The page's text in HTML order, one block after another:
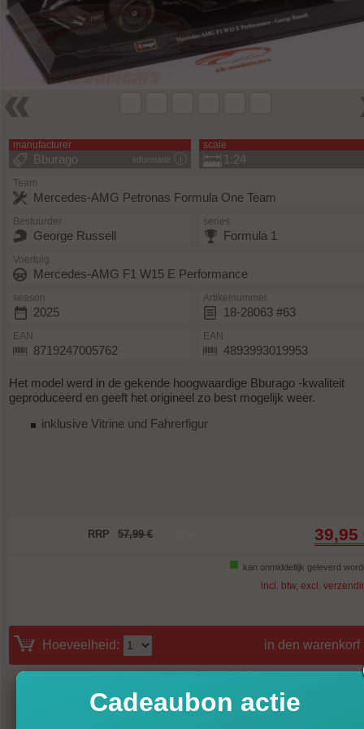
manufacturer
informatie
Bburago
scale
1:24
Team
Mercedes-AMG Petronas Formula One Team
Bestuurder
George Russell
series
Formula 1
Voertuig
Mercedes-AMG F1 W15 E Performance
season
2025
Artikelnummer
18-28063 #63
EAN
8719247005762
EAN
4893993019953
Het model werd in de gekende hoogwaardige Bburago -kwaliteit
geproduceerd en geeft het origineel zo best mogelijk weer.
inklusive Vitrine und Fahrerfigur
RRP 57,99 € 39,95
kan onmiddellijk geleverd
incl. btw, excl.
Hoeveelheid: in den warenkorf
Cadeaubon actie